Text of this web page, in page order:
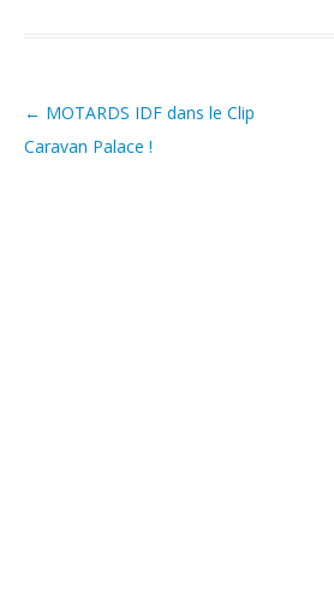
Post navigation
← MOTARDS IDF dans le Clip
Caravan Palace !